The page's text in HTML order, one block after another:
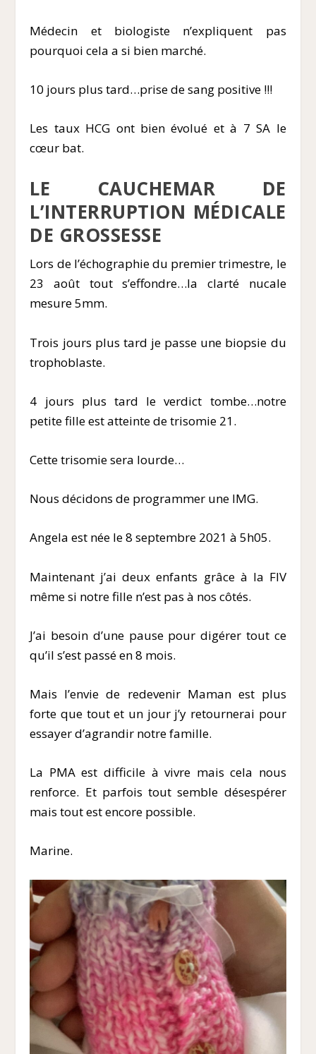
Médecin et biologiste n’expliquent pas
pourquoi cela a si bien marché.
10 jours plus tard…prise de sang positive !!!
Les taux HCG ont bien évolué et à 7 SA le
cœur bat.
LE CAUCHEMAR DE
L’INTERRUPTION MÉDICALE
DE GROSSESSE
Lors de l’échographie du premier trimestre, le
23 août tout s’effondre…la clarté nucale
mesure 5mm.
Trois jours plus tard je passe une biopsie du
trophoblaste.
4 jours plus tard le verdict tombe…notre
petite fille est atteinte de trisomie 21.
Cette trisomie sera lourde…
Nous décidons de programmer une IMG.
Angela est née le 8 septembre 2021 à 5h05.
Maintenant j’ai deux enfants grâce à la FIV
même si notre fille n’est pas à nos côtés.
J’ai besoin d’une pause pour digérer tout ce
qu’il s’est passé en 8 mois.
Mais l’envie de redevenir Maman est plus
forte que tout et un jour j’y retournerai pour
essayer d’agrandir notre famille.
La PMA est difficile à vivre mais cela nous
renforce. Et parfois tout semble désespérer
mais tout est encore possible.
Marine.